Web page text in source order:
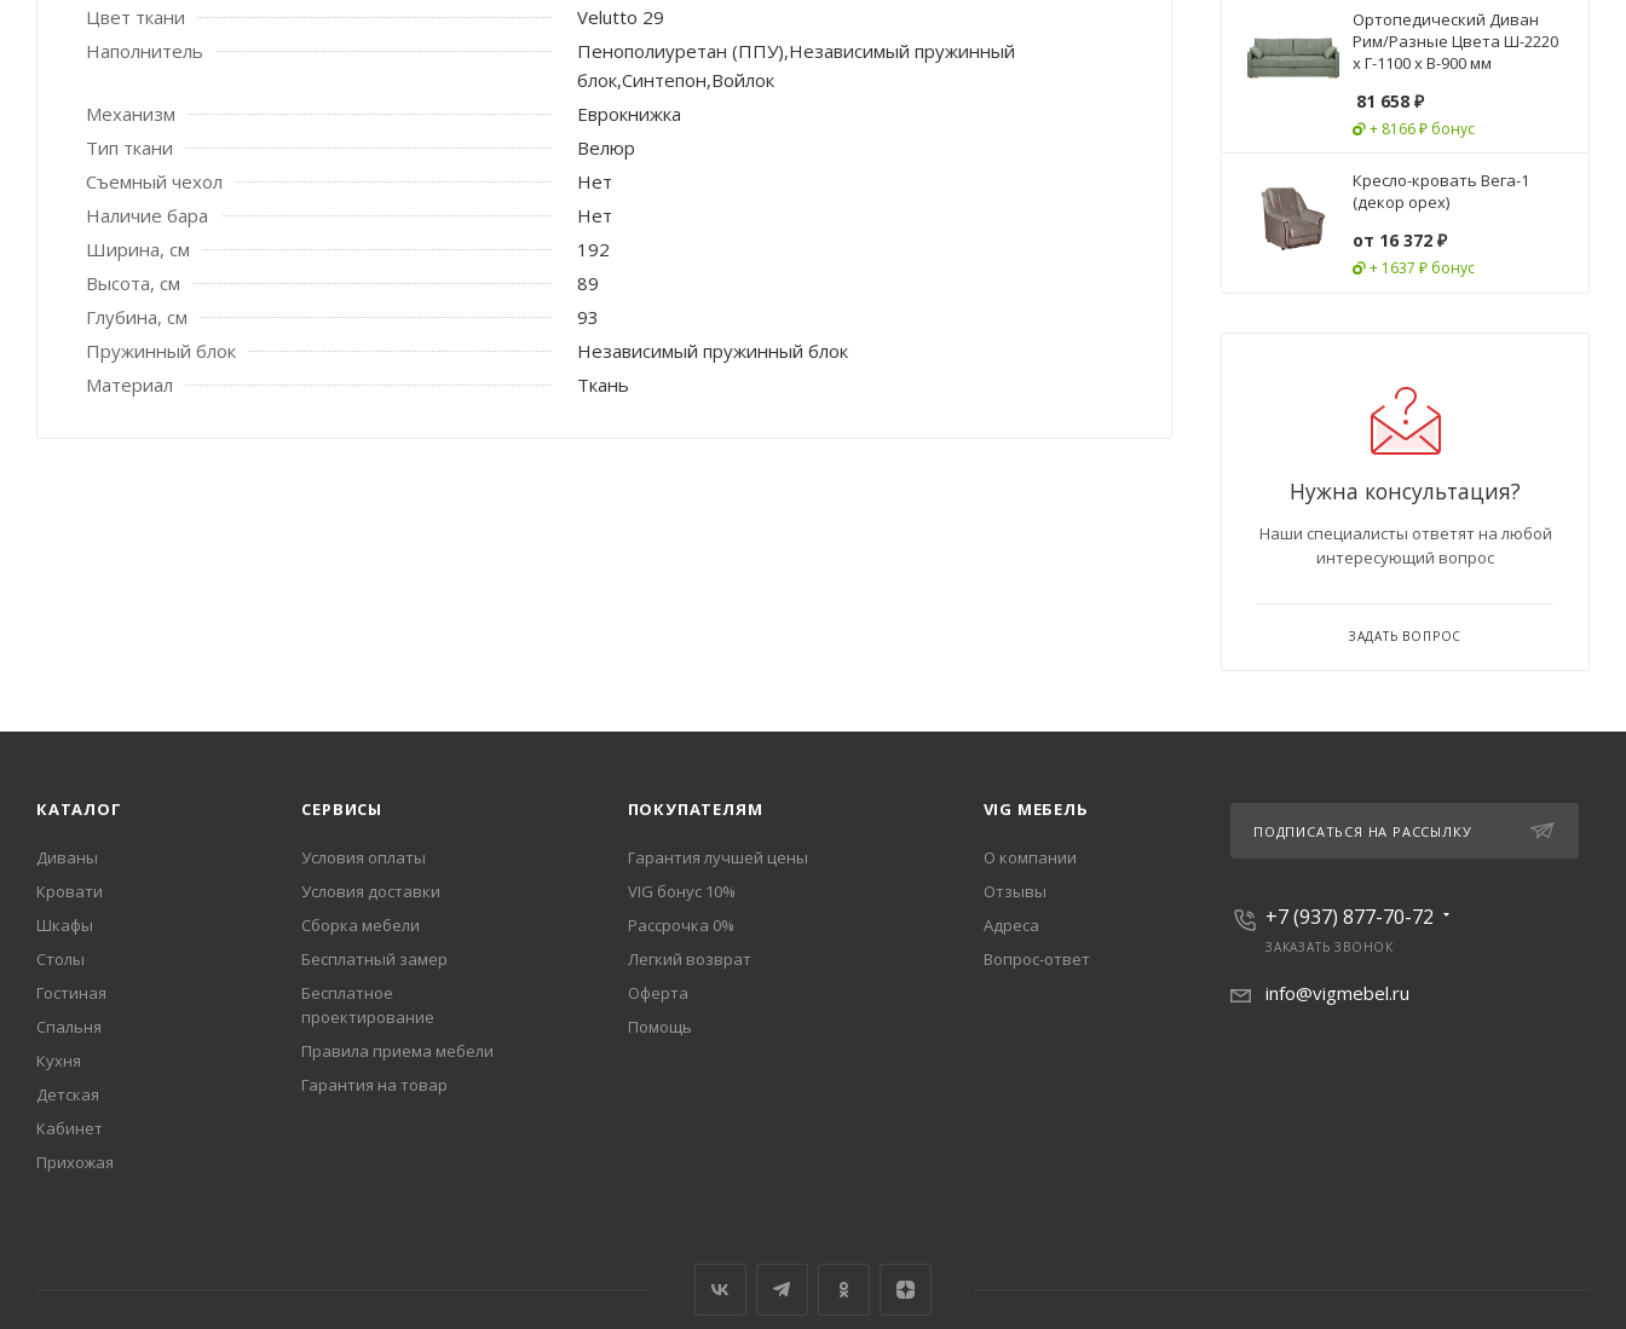
Цвет ткани
Velutto 29
Наполнитель
Пенополиуретан (ППУ),Независимый пружинный
блок,Синтепон,Войлок
Механизм
Еврокнижка
Тип ткани
Велюр
Съемный чехол
Нет
Наличие бара
Нет
Ширина, см
192
Высота, см
89
Глубина, см
93
Пружинный блок
Независимый пружинный блок
Материал
Ткань
Ортопедический Диван
Рим/Разные Цвета Ш-2220
х Г-1100 х В-900 мм
81 658 ₽
+ 8166 ₽ бонус
Кресло-кровать Вега-1
(декор орех)
от 16 372 ₽
+ 1637 ₽ бонус
Нужна консультация?
Наши специалисты ответят на любой
интересующий вопрос
ЗАДАТЬ ВОПРОС
КАТАЛОГ
Диваны
Кровати
Шкафы
Столы
Гостиная
Спальня
Кухня
Детская
Кабинет
Прихожая
СЕРВИСЫ
Условия оплаты
Условия доставки
Сборка мебели
Бесплатный замер
Бесплатное
проектирование
Правила приема мебели
Гарантия на товар
ПОКУПАТЕЛЯМ
Гарантия лучшей цены
VIG бонус 10%
Рассрочка 0%
Легкий возврат
Оферта
Помощь
VIG МЕБЕЛЬ
О компании
Отзывы
Адреса
Вопрос-ответ
ПОДПИСАТЬСЯ НА РАССЫЛКУ
+7 (937) 877-70-72
ЗАКАЗАТЬ ЗВОНОК
info@vigmebel.ru